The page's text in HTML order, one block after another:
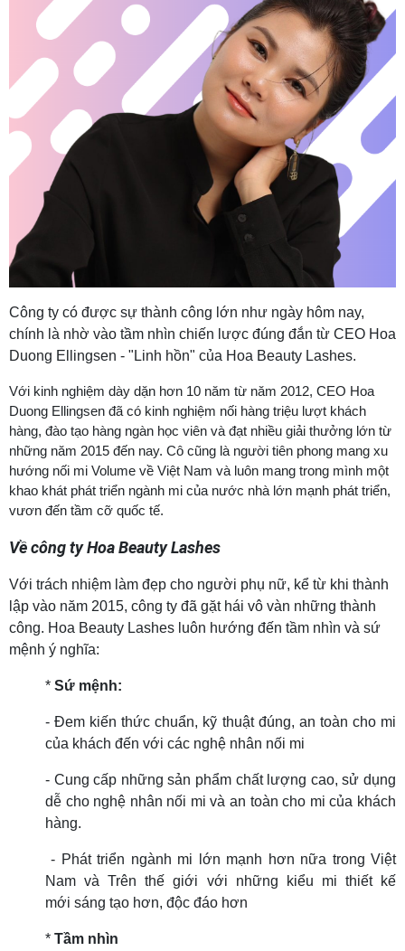
Công ty có được sự thành công lớn như ngày hôm nay,
chính là nhờ vào tầm nhìn chiến lược đúng đắn từ CEO Hoa
Duong Ellingsen - "Linh hồn" của Hoa Beauty Lashes.
Với kinh nghiệm dày dặn hơn 10 năm từ năm 2012, CEO Hoa
Duong Ellingsen đã có kinh nghiệm nối hàng triệu lượt khách
hàng, đào tạo hàng ngàn học viên và đạt nhiều giải thưởng lớn từ
những năm 2015 đến nay. Cô cũng là người tiên phong mang xu
hướng nối mi Volume về Việt Nam và luôn mang trong mình một
khao khát phát triển ngành mi của nước nhà lớn mạnh phát triển,
vươn đến tầm cỡ quốc tế.
Về công ty Hoa Beauty Lashes
Với trách nhiệm làm đẹp cho người phụ nữ, kể từ khi thành
lập vào năm 2015, công ty đã gặt hái vô vàn những thành
công. Hoa Beauty Lashes luôn hướng đến tầm nhìn và sứ
mệnh ý nghĩa:
* Sứ mệnh:
- Đem kiến thức chuẩn, kỹ thuật đúng, an toàn cho mi
của khách đến với các nghệ nhân nối mi
- Cung cấp những sản phẩm chất lượng cao, sử dụng
dễ cho nghệ nhân nối mi và an toàn cho mi của khách
hàng.
- Phát triển ngành mi lớn mạnh hơn nữa trong Việt
Nam và Trên thế giới với những kiểu mi thiết kế
mới sáng tạo hơn, độc đáo hơn
* Tầm nhìn